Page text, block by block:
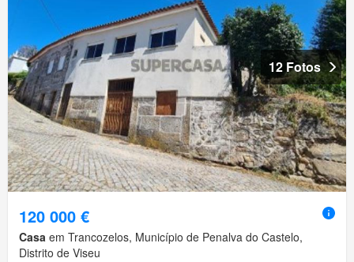
12 Fotos
120 000 €
Casa em Trancozelos, Município de Penalva do Castelo,
Distrito de Viseu